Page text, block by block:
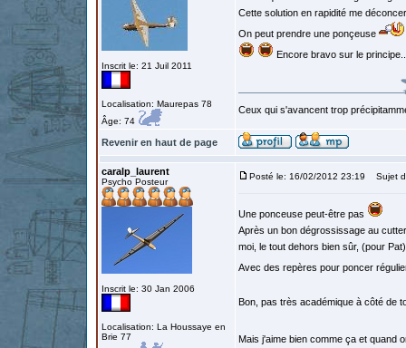
Inscrit le: 21 Juil 2011
Localisation: Maurepas 78
Âge: 74
Cette solution en rapidité me
On peut prendre une ponçeuse
Encore bravo sur le principe..
Ceux qui s'avancent trop
Revenir en haut de page
caralp_laurent
Psycho Posteur
Inscrit le: 30 Jan 2006
Localisation: La Houssaye en
Brie 77
Posté le: 16/02/2012 23:19 Sujet
Une ponceuse peut-être pas
Après un bon dégrossissage au
moi, le tout dehors bien sûr, (pour
Avec des repères pour poncer
Bon, pas très académique à côté de
Mais j'aime bien comme ça et quand